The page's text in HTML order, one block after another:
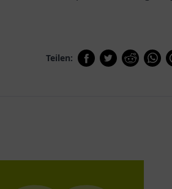
Teilen: